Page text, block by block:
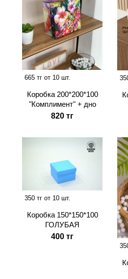
665 тг от 10 шт.
Коробка 200*200*100
"Комплимент" + дно
820 тг
350 тг от 10 шт.
Коробка 150*150*100
ГОЛУБАЯ
400 тг